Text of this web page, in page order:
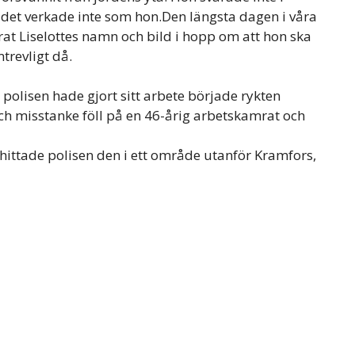
verkade inte som hon.Den längsta dagen i våra
Liselottes namn och bild i hopp om att hon ska
då.
hade gjort sitt arbete började rykten
misstanke föll på en 46-årig arbetskamrat och
polisen den i ett område utanför Kramfors,